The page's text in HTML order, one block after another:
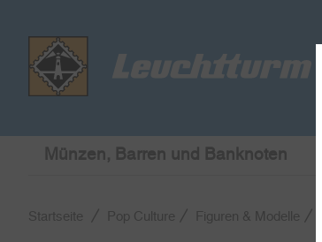
Münzen, Barren und Banknoten
Startseite Pop Culture Figuren & Modelle